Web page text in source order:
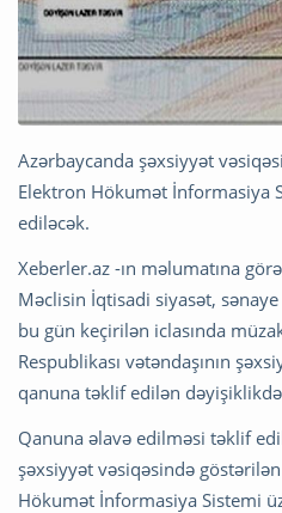
Azərbaycanda şəxsiyyət
Elektron Hökumət İnformasiya
ediləcək.
Xeberler.az -ın məlumatına
Məclisin İqtisadi siyasət,
bu gün keçirilən iclasında
Respublikası vətəndaşının
qanuna təklif edilən
Qanuna əlavə edilməsi təklif
şəxsiyyət vəsiqəsində
Hökumət İnformasiya Sistemi